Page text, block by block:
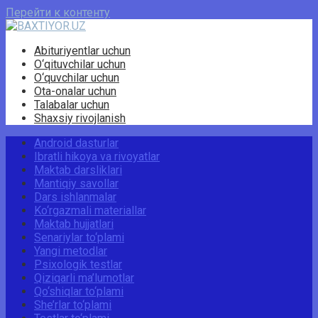
Перейти к контенту
Abituriyentlar uchun
O‘qituvchilar uchun
O‘quvchilar uchun
Ota-onalar uchun
Talabalar uchun
Shaxsiy rivojlanish
Android dasturlar
Ibratli hikoya va rivoyatlar
Maktab darsliklari
Mantiqiy savollar
Dars ishlanmalar
Ko‘rgazmali materiallar
Maktab hujjatlari
Senariylar to‘plami
Yangi metodlar
Psixologik testlar
Qiziqarli ma’lumotlar
Qo‘shiqlar to‘plami
She’rlar to‘plami